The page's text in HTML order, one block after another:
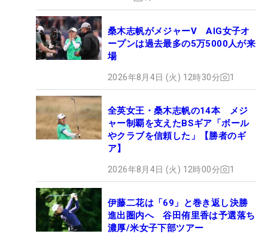
桑木志帆がメジャーV AIG女子オ
ープンは過去最多の5万5000人が来
場
2026年8月4日 (火) 12時30分 1
全英女王・桑木志帆の14本 メジ
ャー制覇を支えたBSギア「ボール
やクラブを信頼した」【勝者のギ
ア】
2026年8月4日 (火) 12時00分 1
伊藤二花は「69」と巻き返し決勝
進出圏内へ 谷田侑里香は予選落ち
濃厚/米女子下部ツアー